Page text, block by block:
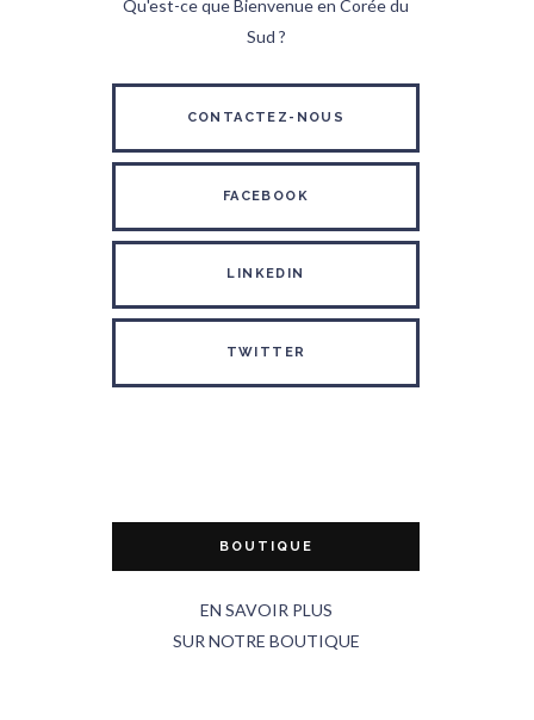
Qu'est-ce que Bienvenue en Corée du
Sud ?
CONTACTEZ-NOUS
FACEBOOK
LINKEDIN
TWITTER
BOUTIQUE
EN SAVOIR PLUS
SUR NOTRE BOUTIQUE